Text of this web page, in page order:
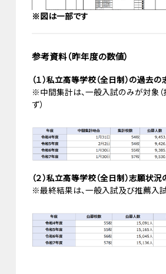
※図は一部です
参考資料（昨年度の数値）
（１）私立高等学校（全日制）の過去
※中間集計は、一般入試のみが対象
ず）
（２）私立高等学校（全日制）志願状
※最終結果は、一般入試及び推薦入